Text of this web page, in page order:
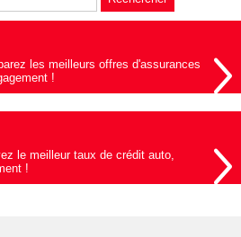
les meilleurs offres d'assurances
!
le meilleur taux de crédit auto,
!